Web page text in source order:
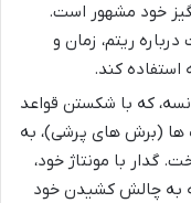
خود مشهور است.
ریتم، زمان و
استفاده کند.
که با شکستن قواعد
ها (برش های پرشی)، به
گدار با مونتاژ خود،
به چالش کشیدن خود